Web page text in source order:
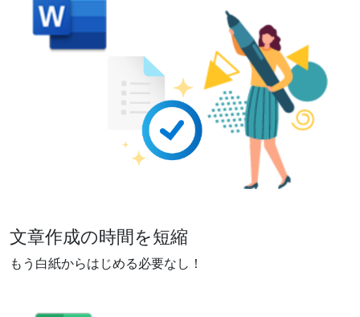
文章作成の時間を短縮
もう白紙からはじめる必要なし！